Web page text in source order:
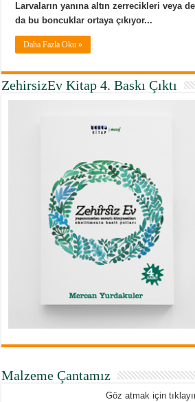
Larvaların yanına altın zerrecikleri veya
da bu boncuklar ortaya çıkıyor...
Daha Fazla Oku »
ZehirsizEv Kitap 4. Baskı Çıktı
Malzeme Çantamız
Göz atmak için